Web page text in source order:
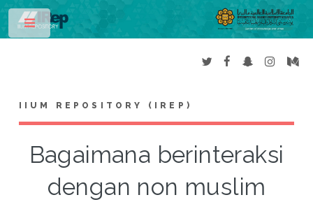
IIUM REPOSITORY (IREP)
Bagaimana berinteraksi
dengan non muslim
Toggle